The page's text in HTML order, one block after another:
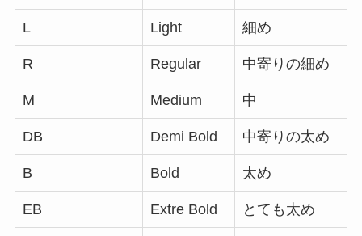
L Light 細め
R Regular 中寄りの細め
M Medium 中
DB Demi Bold 中寄りの太め
B Bold 太め
EB Extre Bold とても太め